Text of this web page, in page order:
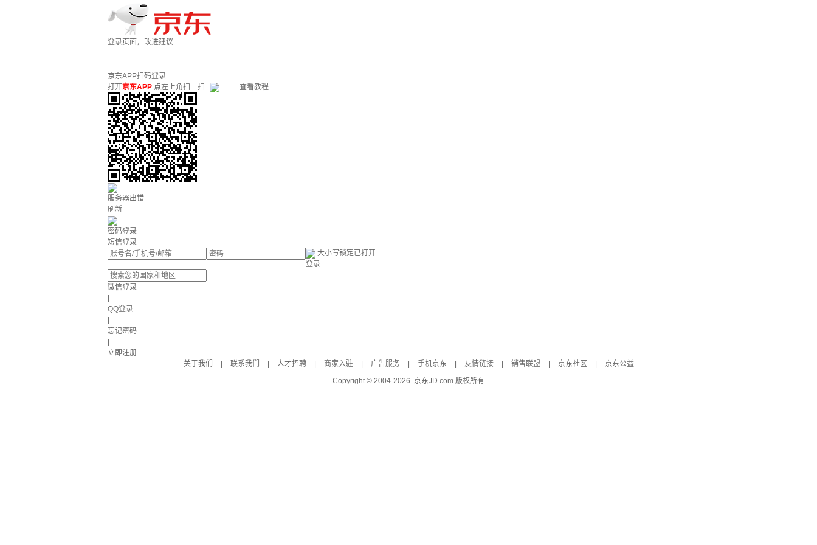
登录页面，改进建议
京东APP扫码登录
打开京东APP 点左上角扫一扫 查看教程
服务器出错
刷新
密码登录
短信登录
大小写锁定已打开
登录
微信登录
QQ登录
忘记密码
立即注册
关于我们
联系我们 人才招聘 商家入驻 广告服务 手机京东 友情链接 销售联盟 京东社区
京东公益
Copyright © 2004-2026 京东JD.com 版权所有